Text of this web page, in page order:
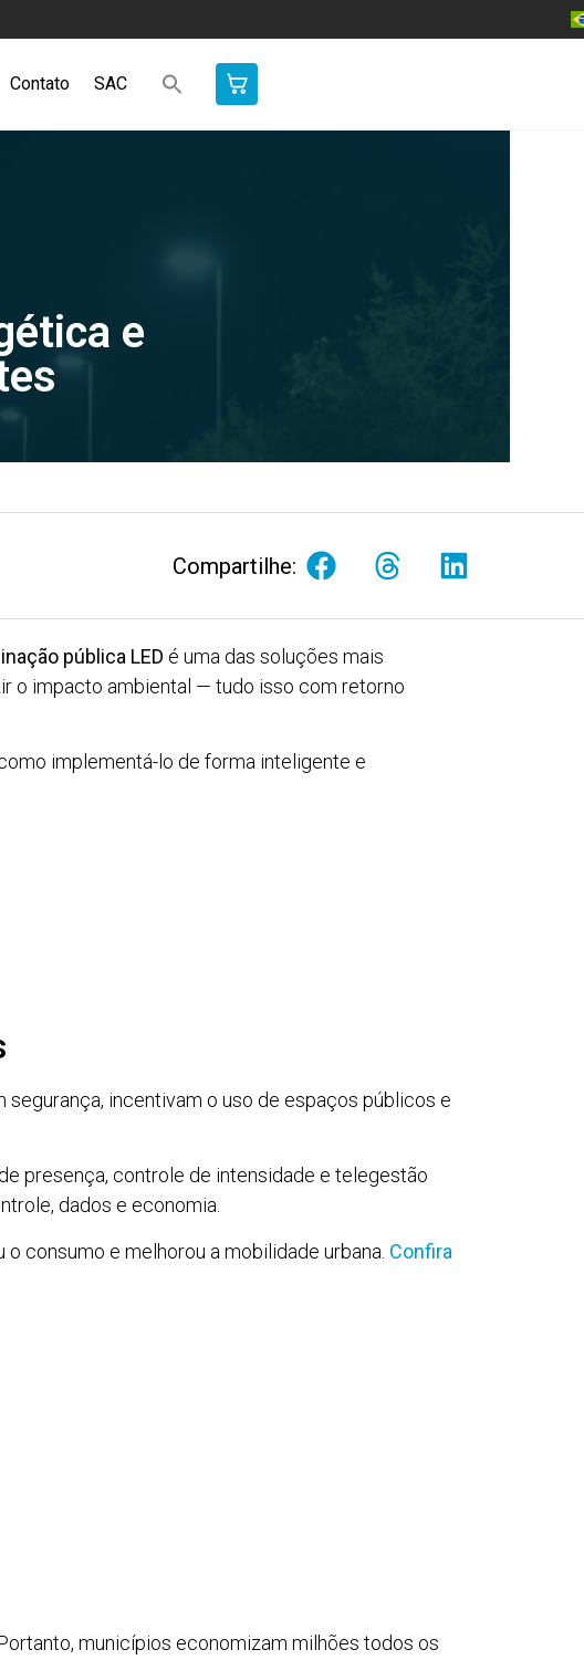
Contato SAC
e
Compartilhe:
pública LED é uma das soluções mais
o impacto ambiental — tudo isso com retorno
implementá-lo de forma inteligente e
segurança, incentivam o uso de espaços públicos e
presença, controle de intensidade e telegestão
dados e economia.
consumo e melhorou a mobilidade urbana. Confira
municípios economizam milhões todos os